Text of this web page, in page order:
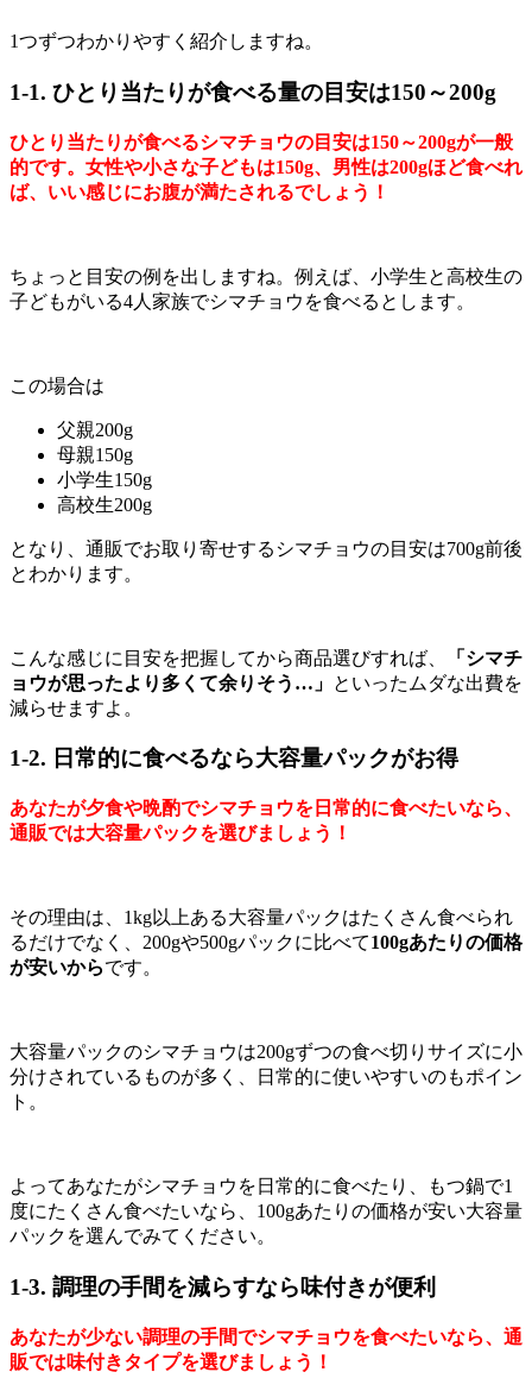
1つずつわかりやすく紹介しますね。
1-1. ひとり当たりが食べる量の目安は150～200g
ひとり当たりが食べるシマチョウの目安は150～200gが一般
的です。女性や小さな子どもは150g、男性は200gほど食べれ
ば、いい感じにお腹が満たされるでしょう！
ちょっと目安の例を出しますね。例えば、小学生と高校生の
子どもがいる4人家族でシマチョウを食べるとします。
この場合は
父親200g
母親150g
小学生150g
高校生200g
となり、通販でお取り寄せするシマチョウの目安は700g前後
とわかります。
こんな感じに目安を把握してから商品選びすれば、
「シマチ
ョウが思ったより多くて余りそう…」 といったムダな出費を
減らせますよ。
1-2. 日常的に食べるなら大容量パックがお得
あなたが夕食や晩酌でシマチョウを日常的に食べたいなら、
通販では大容量パックを選びましょう！
その理由は、1kg以上ある大容量パックはたくさん食べられ
るだけでなく、200gや500gパックに比べて100gあたりの価格
が安いからです。
大容量パックのシマチョウは200gずつの食べ切りサイズに小
分けされているものが多く、日常的に使いやすいのもポイン
ト。
よってあなたがシマチョウを日常的に食べたり、もつ鍋で1
度にたくさん食べたいなら、100gあたりの価格が安い大容量
パックを選んでみてください。
1-3. 調理の手間を減らすなら味付きが便利
あなたが少ない調理の手間でシマチョウを食べたいなら、通
販では味付きタイプを選びましょう！